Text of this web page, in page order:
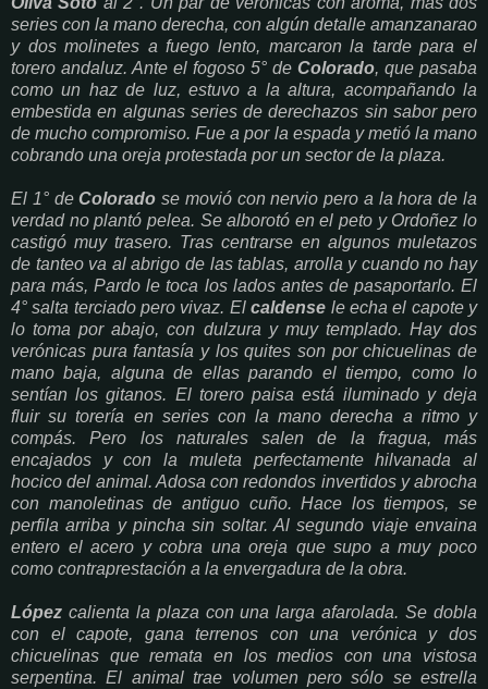
series con la mano derecha, con algún detalle amanzanarao
y dos molinetes a fuego lento, marcaron la tarde para el
torero andaluz. Ante el fogoso 5° de Colorado, que pasaba
como un haz de luz, estuvo a la altura, acompañando la
embestida en algunas series de derechazos sin sabor pero
de mucho compromiso. Fue a por la espada y metió la mano
cobrando una oreja protestada por un sector de la plaza.
El 1° deColorado se movió con nervio pero a la hora de la
verdad no plantó pelea. Se alborotó en el peto y Ordoñez lo
castigó muy trasero. Tras centrarse en algunos muletazos
de tanteo va al abrigo de las tablas, arrolla y cuando no hay
para más, Pardo le toca los lados antes de pasaportarlo. El
4° salta terciado pero vivaz. Elcaldense le echa el capote y
lo toma por abajo, con dulzura y muy templado. Hay dos
verónicas pura fantasía y los quites son por chicuelinas de
mano baja, alguna de ellas parando el tiempo, como lo
sentían los gitanos. El torero paisa está iluminado y deja
fluir su torería en series con la mano derecha a ritmo y
compás. Pero los naturales salen de la fragua, más
encajados y con la muleta perfectamente hilvanada al
hocico del animal. Adosa con redondos invertidos y abrocha
con manoletinas de antiguo cuño. Hace los tiempos, se
perfila arriba y pincha sin soltar. Al segundo viaje envaina
entero el acero y cobra una oreja que supo a muy poco
como contraprestación a la envergadura de la obra.
López calienta la plaza con una larga afarolada. Se dobla
con el capote, gana terrenos con una verónica y dos
chicuelinas que remata en los medios con una vistosa
serpentina. El animal trae volumen pero sólo se estrella